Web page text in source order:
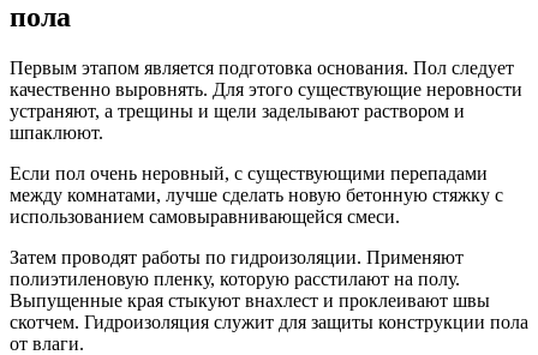
пола
Первым этапом является подготовка основания. Пол следует
качественно выровнять. Для этого существующие неровности
устраняют, а трещины и щели заделывают раствором и
шпаклюют.
Если пол очень неровный, с существующими перепадами
между комнатами, лучше сделать новую бетонную стяжку с
использованием самовыравнивающейся смеси.
Затем проводят работы по гидроизоляции. Применяют
полиэтиленовую пленку, которую расстилают на полу.
Выпущенные края стыкуют внахлест и проклеивают швы
скотчем. Гидроизоляция служит для защиты конструкции пола
от влаги.